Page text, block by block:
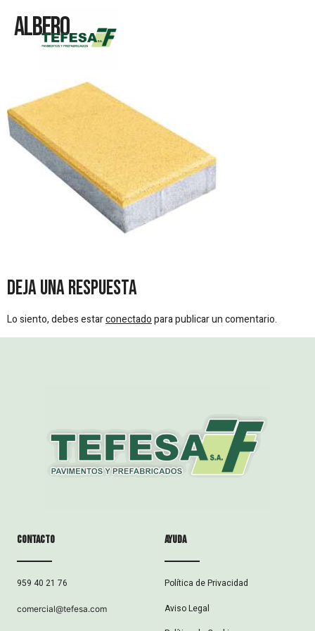
Albero
Deja una respuesta
Lo siento, debes estarconectadopara publicar un comentario.
Contacto
959 40 21 76
comercial@tefesa.com
ayuda
Política de Privacidad
Aviso Legal